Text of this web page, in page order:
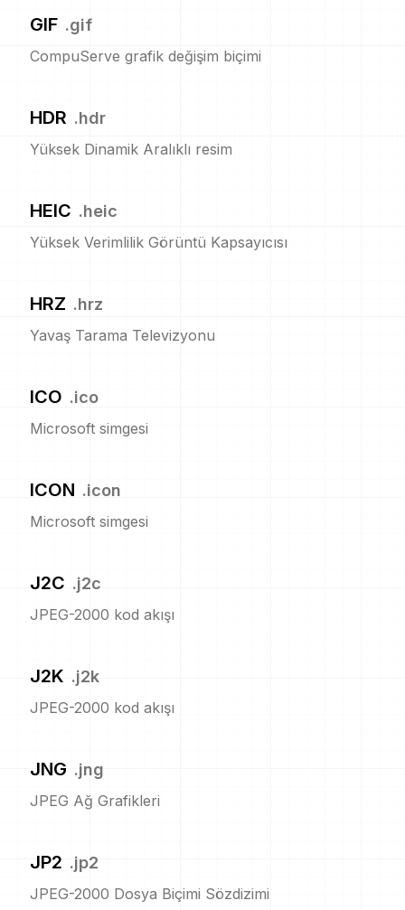
GIF .gif
CompuServe grafik değişim biçimi
HDR .hdr
Yüksek Dinamik Aralıklı resim
HEIC .heic
Yüksek Verimlilik Görüntü Kapsayıcısı
HRZ .hrz
Yavaş Tarama Televizyonu
ICO .ico
Microsoft simgesi
ICON .icon
Microsoft simgesi
J2C .j2c
JPEG-2000 kod akışı
J2K .j2k
JPEG-2000 kod akışı
JNG .jng
JPEG Ağ Grafikleri
JP2 .jp2
JPEG-2000 Dosya Biçimi Sözdizimi